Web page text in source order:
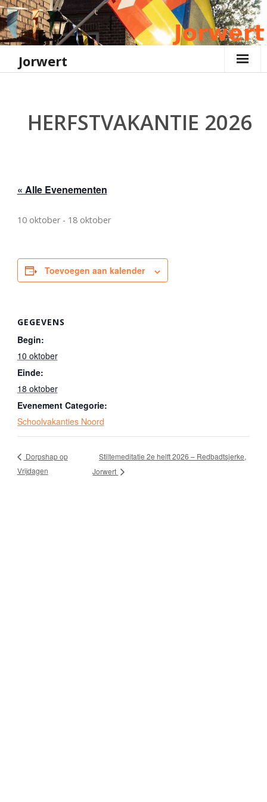
Ga
naar
de
Jorwert
HERFSTVAKANTIE 2026
« Alle Evenementen
10 oktober- 18 oktober
Toevoegen aan kalender
GEGEVENS
Begin:
10 oktober
Einde:
18 oktober
Evenement Categorie:
Schoolvakanties Noord
Dorpshap op
Vrijdagen
Stiltemeditatie 2e helft 2026 – Redbadtsjerke,
Jorwert